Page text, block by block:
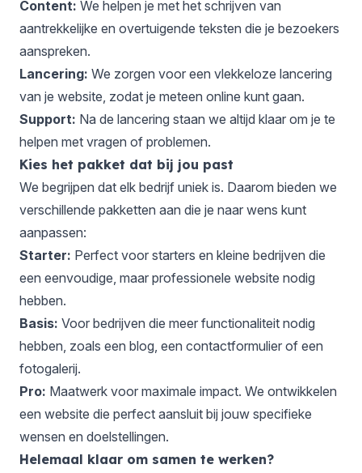
Content: We helpen je met het schrijven van
aantrekkelijke en overtuigende teksten die je bezoekers
aanspreken.
Lancering: We zorgen voor een vlekkeloze lancering
van je website, zodat je meteen online kunt gaan.
Support: Na de lancering staan we altijd klaar om je te
helpen met vragen of problemen.
Kies het pakket dat bij jou past
We begrijpen dat elk bedrijf uniek is. Daarom bieden we
verschillende pakketten aan die je naar wens kunt
aanpassen:
Starter: Perfect voor starters en kleine bedrijven die
een eenvoudige, maar professionele website nodig
hebben.
Basis: Voor bedrijven die meer functionaliteit nodig
hebben, zoals een blog, een contactformulier of een
fotogalerij.
Pro: Maatwerk voor maximale impact. We ontwikkelen
een website die perfect aansluit bij jouw specifieke
wensen en doelstellingen.
Helemaal klaar om samen te werken?